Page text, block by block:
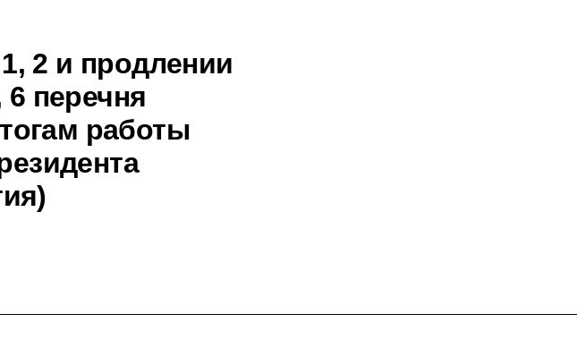
2 и продлении
6 перечня
работы